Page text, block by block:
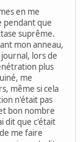
en me
pendant que
suprême.
mon anneau,
lors de
plus
me
même si cela
n'était pas
bon nombre
dit que c'était
me faire